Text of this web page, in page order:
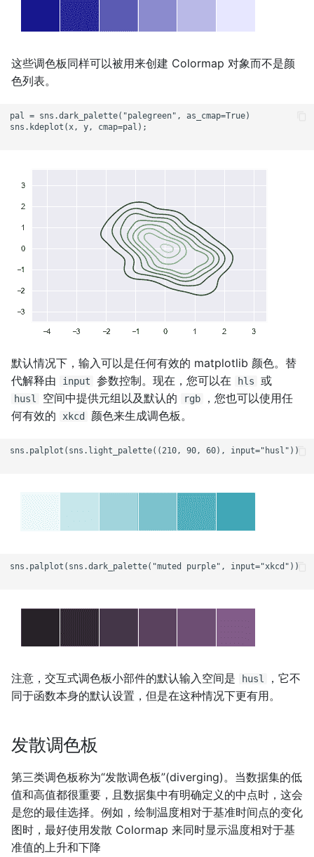
这些调色板同样可以被用来创建 Colormap 对象而不是颜
色列表。
pal = sns.dark_palette("palegreen", as_cmap=True)
sns.kdeplot(x, y, cmap=pal);
默认情况下，输入可以是任何有效的 matplotlib 颜色。替
代解释由
input 参数控制。现在，您可以在 hls 或
husl 空间中提供元组以及默认的 rgb
，您也可以使用任
何有效的
xkcd 颜色来生成调色板。
sns.palplot(sns.light_palette((210, 90, 60), input="husl"))
sns.palplot(sns.dark_palette("muted purple", input="xkcd"))
注意，交互式调色板小部件的默认输入空间是 husl
，它不
同于函数本身的默认设置，但是在这种情况下更有用。
发散调色板
第三类调色板称为“发散调色板”(diverging)。当数据集的低
值和高值都很重要，且数据集中有明确定义的中点时，这会
是您的最佳选择。例如，绘制温度相对于基准时间点的变化
图时，最好使用发散 Colormap 来同时显示温度相对于基
准值的上升和下降